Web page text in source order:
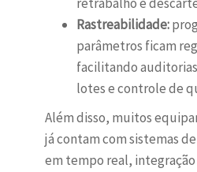
Rastreabilidade:
parâmetros ficam
facilitando
lotes e controle de
Além disso, muitos
já contam com sistemas
em tempo real, integração